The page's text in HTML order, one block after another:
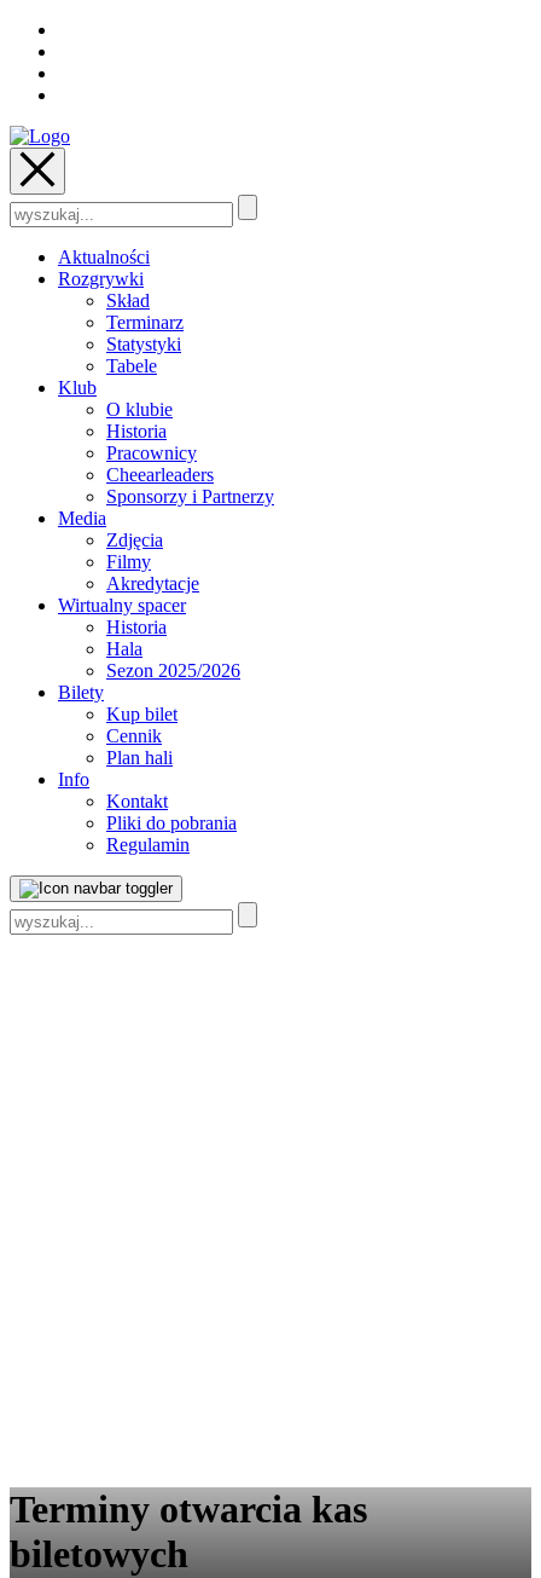
Szukaj:
Aktualności
Rozgrywki
Skład
Terminarz
Statystyki
Tabele
Klub
O klubie
Historia
Pracownicy
Cheearleaders
Sponsorzy i Partnerzy
Media
Zdjęcia
Filmy
Akredytacje
Wirtualny spacer
Historia
Hala
Sezon 2025/2026
Bilety
Kup bilet
Cennik
Plan hali
Info
Kontakt
Pliki do pobrania
Regulamin
Szukaj:
Terminy otwarcia kas
biletowych